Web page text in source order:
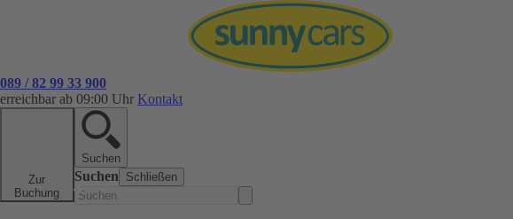
089 / 82 99 33 900
erreichbar ab 09:00 Uhr Kontakt
Zur
Buchung
Suchen
Suchen Schließen